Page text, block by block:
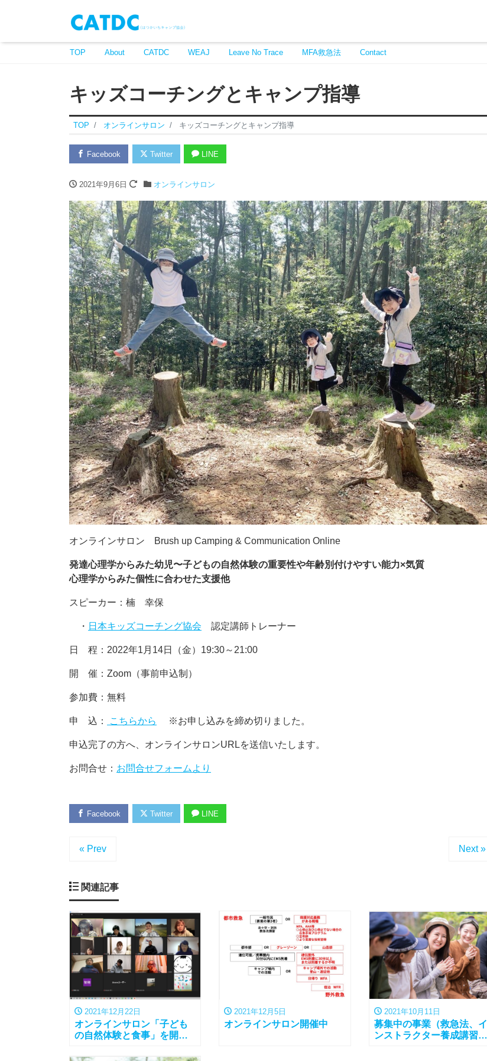
TOP About CATDC WEAJ Leave No Trace MFA救急法 Contact
キッズコーチングとキャンプ指導
TOP オンラインサロン キッズコーチングとキャンプ指導
Facebook Twitter LINE
2021年9月6日 オンラインサロン
オンラインサロン Brush up Camping & Communication Online
発達心理学からみた幼児〜子どもの自然体験の重要性や年齢別付けやすい能力×気質
心理学からみた個性に合わせた支援他
スピーカー：楠 幸保
・ 日本キッズコーチング協会 認定講師トレーナー
日 程：2022年1月14日（金）19:30～21:00
開 催：Zoom（事前申込制）
参加費：無料
申 込： こちらから ※お申し込みを締め切りました。
申込完了の方へ、オンラインサロンURLを送信いたします。
お問合せ： お問合せフォームより
Facebook Twitter LINE
« Prev Next »
関連記事
2021年12月22日
オンラインサロン「子ども
の自然体験と食事」を開催
2021年12月5日
オンラインサロン開催中
2021年10月11日
募集中の事業（救急法、イ
ンストラクター養成講習